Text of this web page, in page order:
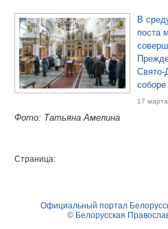
В
поста
Свято-
17
Фото: Татьяна Амелина
Страница:
Официальный портал
© Белорусская